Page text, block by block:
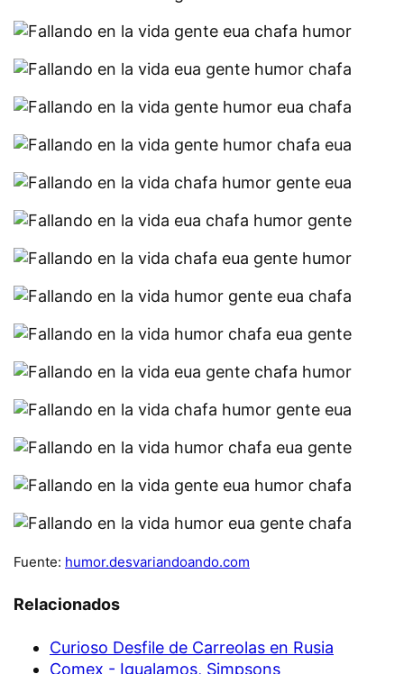
Fuente: humor.desvariandoando.com
Relacionados
Curioso Desfile de Carreolas en Rusia
Comex - Igualamos, Simpsons